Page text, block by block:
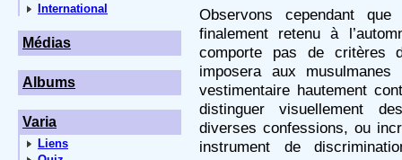
International
Médias
Albums
Varia
Liens
Observons cependant
finalement retenu à
comporte pas de critères
imposera aux
vestimentaire hautement
distinguer visuellement
diverses confessions, ou
instrument de